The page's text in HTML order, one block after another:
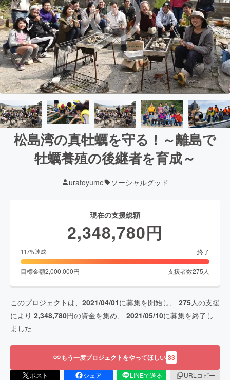
松島湾の真牡蠣を守る！～離島で
牡蠣養殖の後継者を育成～
uratoyume ソーシャルグッド
現在の支援総額
2,348,780円
117%達成 終了
目標金額2,000,000円 支援者数275 人
このプロジェクトは、 2021/04/01に募集を開始し、 275人の支援
により 2,348,780円の資金を集め、 2021/05/10に募集を終了し
ました
もう一度プロジェクトをやってほしい 33
ポスト シェア LINEで送る
URLコピー